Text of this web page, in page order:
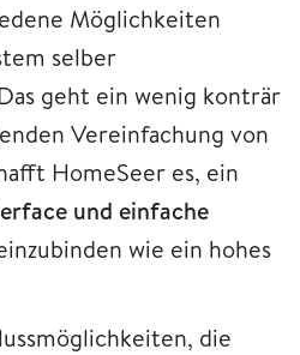
Möglichkeiten
selber
geht ein wenig konträr
Vereinfachung von
HomeSeer es, ein
und einfache
wie ein hohes
die